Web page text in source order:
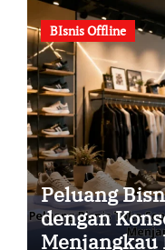
BIsnis Offline
Peluang
dengan
Menjangkau